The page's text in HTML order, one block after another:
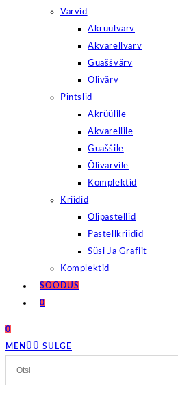
Värvid
Akrüülvärv
Akvarellvärv
Guaššvärv
Õlivärv
Pintslid
Akrüülile
Akvarellile
Guaššile
Õlivärvile
Komplektid
Kriidid
Õlipastellid
Pastellkriidid
Süsi Ja Grafiit
Komplektid
SOODUS
0
0
MENÜÜ SULGE